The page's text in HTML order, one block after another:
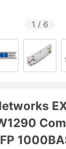
1 / 6